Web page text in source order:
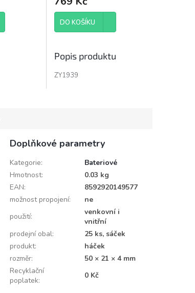
DO KOŠÍKU
Popis produktu
ZY1939
Doplňkové parametry
Kategorie:
Bateriové
Hmotnost:
0.03 kg
EAN:
8592920149577
možnost propojení:
ne
použití:
venkovní i
vnitřní
prodejní obal:
25 ks, sáček
produkt:
háček
rozměr:
50 × 21 × 4 mm
Recyklační
poplatek:
0 Kč